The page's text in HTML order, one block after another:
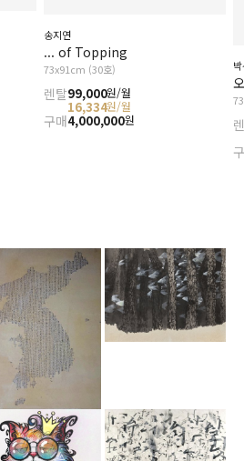
송지연
... of Topping
73x91cm (30호)
렌탈99,000원/월
16,334원/월
구매4,000,000원